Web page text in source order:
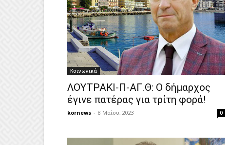
Κοινωνικά
ΛΟΥΤΡΑΚΙ-Π-ΑΓ.Θ: Ο δήμαρχος
έγινε πατέρας για τρίτη φορά!
kornews - 8 Μαΐου, 2023 0